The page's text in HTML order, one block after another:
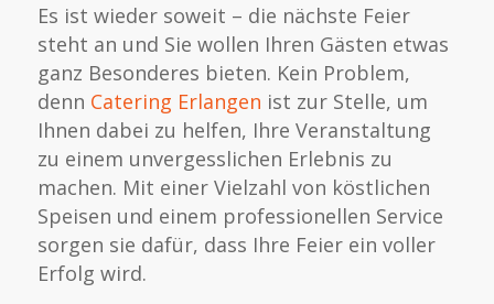
Es ist wieder soweit – die nächste Feier
steht an und Sie wollen Ihren Gästen etwas
ganz Besonderes bieten. Kein Problem,
denn Catering Erlangen ist zur Stelle, um
Ihnen dabei zu helfen, Ihre Veranstaltung
zu einem unvergesslichen Erlebnis zu
machen. Mit einer Vielzahl von köstlichen
Speisen und einem professionellen Service
sorgen sie dafür, dass Ihre Feier ein voller
Erfolg wird.